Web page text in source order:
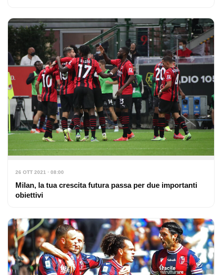
26 OTT 2021 · 08:00
Milan, la tua crescita futura passa per due importanti
obiettivi